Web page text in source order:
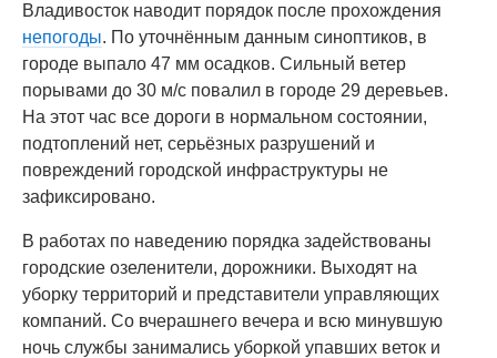
Владивосток наводит порядок после прохождения
непогоды. По уточнённым данным синоптиков, в
городе выпало 47 мм осадков. Сильный ветер
порывами до 30 м/с повалил в городе 29 деревьев.
На этот час все дороги в нормальном состоянии,
подтоплений нет, серьёзных разрушений и
повреждений городской инфраструктуры не
зафиксировано.
В работах по наведению порядка задействованы
городские озеленители, дорожники. Выходят на
уборку территорий и представители управляющих
компаний. Со вчерашнего вечера и всю минувшую
ночь службы занимались уборкой упавших веток и